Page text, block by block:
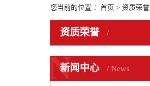
您当前的位置 ： 首页 > 资质荣誉
资质荣誉
新闻中心 News
N